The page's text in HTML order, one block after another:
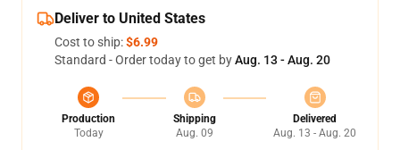
Deliver to United States
Cost to ship:$6.99
Standard - Order today to get byAug. 13 - Aug. 20
Production
Today
Shipping
Aug. 09
Delivered
Aug. 13 - Aug. 20